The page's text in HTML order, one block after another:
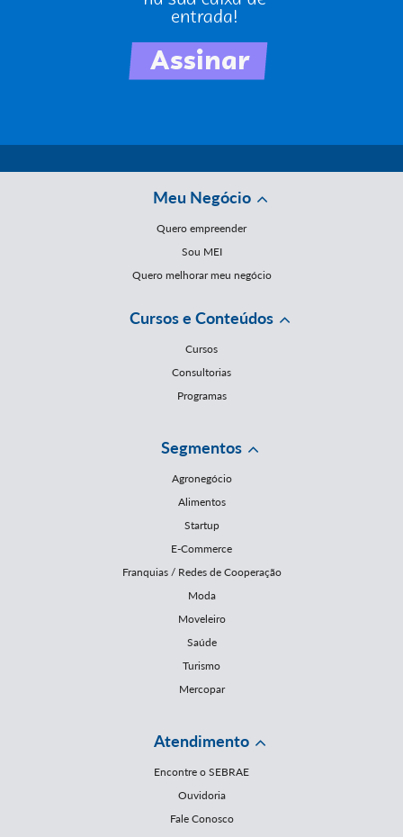
Meu Negócio
Quero empreender
Sou MEI
Quero melhorar meu negócio
Cursos e Conteúdos
Cursos
Consultorias
Programas
Segmentos
Agronegócio
Alimentos
Startup
E-Commerce
Franquias / Redes de Cooperação
Moda
Moveleiro
Saúde
Turismo
Mercopar
Atendimento
Encontre o SEBRAE
Ouvidoria
Fale Conosco